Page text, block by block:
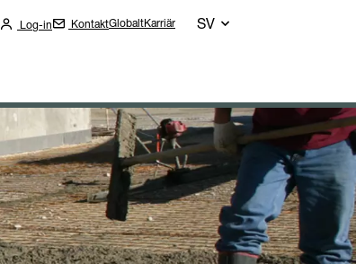
Log-in KontaktGlobaltKarriär SV